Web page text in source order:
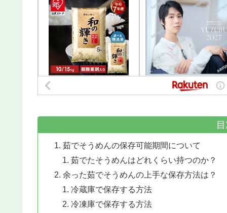
茹でそうめんの保存可能期間について
茹でたそうめんはどれくらい持つのか？
余った茹でそうめんの上手な保存方法は？
冷蔵庫で保存する方法
冷凍庫で保存する方法